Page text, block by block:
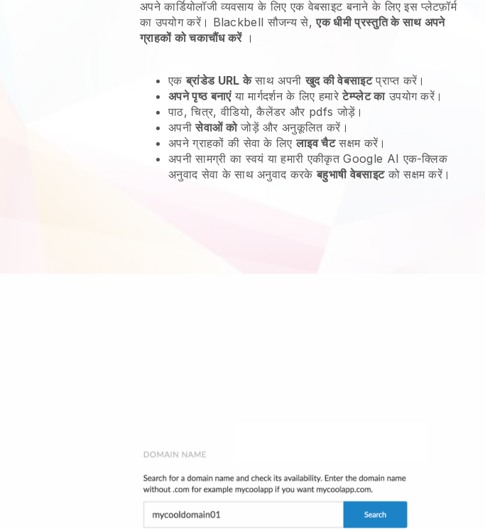
अपने कार्डियोलॉजी व्यवसाय के लिए एक वेबसाइट बनाने के लिए इस प्लेटफ़ॉर्म
का उपयोग करें। Blackbell सौजन्य से,एक धीमी प्रस्तुति के साथ अपने
ग्राहकों को चकाचौंध करें।
एकब्रांडेड URL केसाथ अपनीखुद की वेबसाइटप्राप्त करें।
अपने पृष्ठ बनाएंया मार्गदर्शन के लिए हमारेटेम्प्लेट काउपयोग करें।
पाठ, चित्र, वीडियो, कैलेंडर और pdfs जोड़ें।
अपनीसेवाओं कोजोड़ें और अनुकूलित करें।
अपने ग्राहकों की सेवा के लिएलाइव चैटसक्षम करें।
अपनी सामग्री का स्वयं या हमारी एकीकृत Google AI एक-क्लिक
अनुवाद सेवा के साथ अनुवाद करकेबहुभाषी वेबसाइटको सक्षम करें।